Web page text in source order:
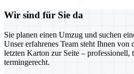
Wir sind für Sie da
Sie planen einen Umzug und suchen
Unser erfahrenes Team steht Ihnen von
letzten Karton zur Seite – professionell,
termingerecht.